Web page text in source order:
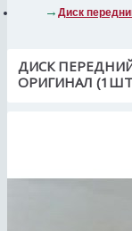
Диск
ДИСК
ОРИГИНАЛ